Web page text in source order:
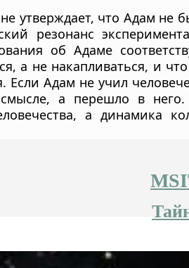
утверждает, что Адам не
резонанс
об Адаме
а не накапливаться, и
Если Адам не учил
а перешло в него.
а динамика